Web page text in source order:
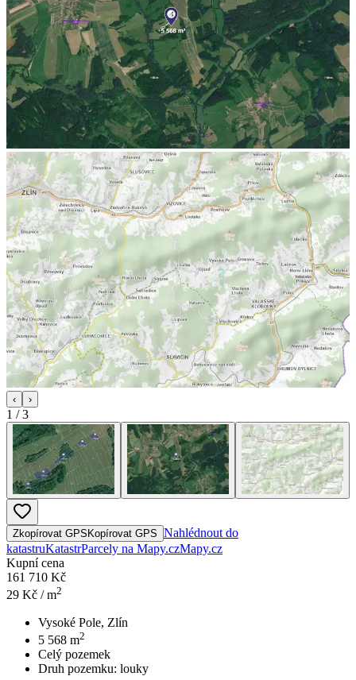
‹ ›
1 /3
Zkopírovat GPS Kopírovat GPS Nahlédnout do
katastruKatastrParcely na Mapy.czMapy.cz
Kupní cena
161 710 Kč
29 Kč / m2
Vysoké Pole, Zlín
5 568 m2
Celý pozemek
Druh pozemku: louky